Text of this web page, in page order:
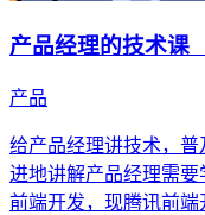
产品经理的技术课
产品
给产品经理讲技术，
进地讲解产品经理需
前端开发，现腾讯前